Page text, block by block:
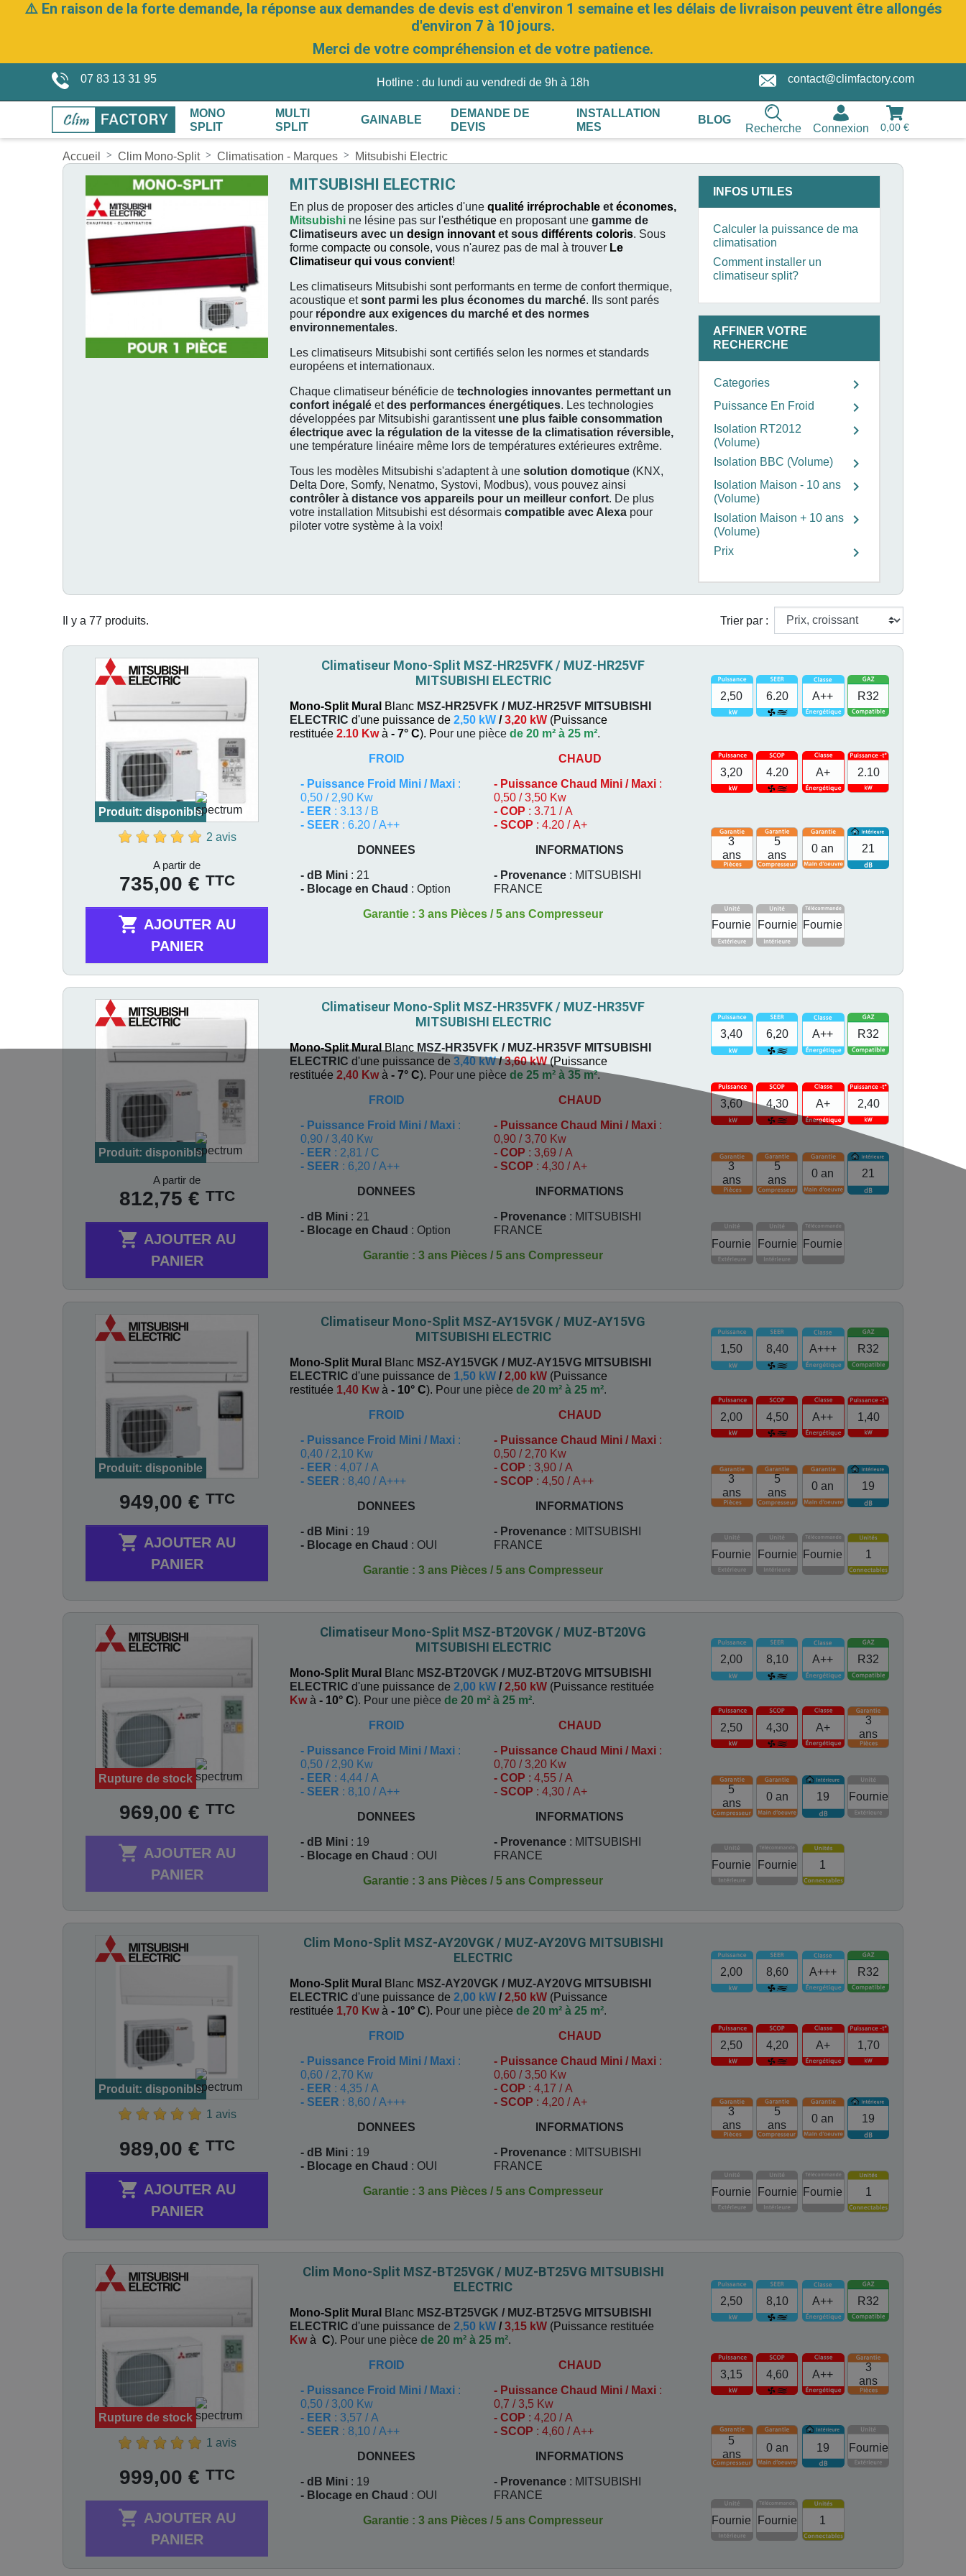
⚠️ En raison de la forte demande, la réponse aux demandes de devis est d'environ 1 semaine et les délais de livraison peuvent être allongés
d'environ 7 à 10 jours.
Merci de votre compréhension et de votre patience.
07 83 13 31 95 Hotline : du lundi au vendredi de 9h à 18h contact@climfactory.com
MONO
SPLIT
MULTI
SPLIT
GAINABLE
DEMANDE DE
DEVIS
INSTALLATION
MES
BLOG
Recherche Connexion 0,00 €
Accueil Clim Mono-Split Climatisation - Marques Mitsubishi Electric
INFOS UTILES
Calculer la puissance de ma
climatisation
Comment installer un
climatiseur split?
AFFINER VOTRE
RECHERCHE
Categories chevron_right
Puissance En Froid chevron_right
Isolation RT2012
(Volume)
chevron_right
Isolation BBC (Volume) chevron_right
Isolation Maison - 10 ans
(Volume)
chevron_right
Isolation Maison + 10 ans
(Volume)
chevron_right
Prix chevron_right
MITSUBISHI ELECTRIC
En plus de proposer des articles d'une qualité irréprochable et économes,
Mitsubishi ne lésine pas sur l'esthétique en proposant une gamme de
Climatiseurs avec un design innovant et sous différents coloris. Sous
forme compacte ou console, vous n'aurez pas de mal à trouver Le
Climatiseur qui vous convient!
Les climatiseurs Mitsubishi sont performants en terme de confort thermique,
acoustique etsont parmi les plus économes du marché. Ils sont parés
pour répondre aux exigences du marché et des normes
environnementales.
Les climatiseurs Mitsubishi sont certifiés selon les normes et standards
européens et internationaux.
Chaque climatiseur bénéficie de technologies innovantes permettant un
confort inégalé etdes performances énergétiques. Les technologies
développées par Mitsubishi garantissent une plus faible consommation
électrique avec la régulation de la vitesse de la climatisation réversible,
une température linéaire même lors de températures extérieures extrême.
Tous les modèles Mitsubishi s'adaptent à une solution domotique (KNX,
Delta Dore, Somfy, Nenatmo, Systovi, Modbus), vous pouvez ainsi
contrôler à distance vos appareils pour un meilleur confort. De plus
votre installation Mitsubishi est désormais compatible avec Alexa pour
piloter votre système à la voix!
Il y a 77 produits. Trier par :
Produit: disponible
2 avis
A partir de
735,00 € TTC

PANIER
Climatiseur Mono-Split MSZ-HR25VFK / MUZ-HR25VF
MITSUBISHI ELECTRIC
Mono-Split Mural Blanc MSZ-HR25VFK / MUZ-HR25VF MITSUBISHI
ELECTRIC d'une puissance de 2,50 kW /3,20 kW (Puissance
restituée 2.10 Kwà - 7° C). Pour une pièce de 20 m² à 25 m².
FROID
- Puissance Froid Mini / Maxi :
0,50 / 2,90 Kw
- EER : 3.13 / B
- SEER : 6.20 / A++
CHAUD
- Puissance Chaud Mini / Maxi :
0,50 / 3,50 Kw
- COP : 3.71 / A
- SCOP : 4.20 / A+
DONNEES
- dB Mini : 21
- Blocage en Chaud : Option
INFORMATIONS
- Provenance : MITSUBISHI
FRANCE
Garantie : 3 ans Pièces / 5 ans Compresseur
3
ans
5
ans
0 an
2,50
3,20 2.10
Fournie Fournie Fournie
6.20 A++
4.20 A+
21
R32
Produit: disponible
A partir de
812,75 € TTC

PANIER
Climatiseur Mono-Split MSZ-HR35VFK / MUZ-HR35VF
MITSUBISHI ELECTRIC
Mono-Split MuralBlanc MSZ-HR35VFK / MUZ-HR35VF MITSUBISHI
ELECTRIC d'une puissance de 3,40 kW/3,60 kW(Puissance
restituée 2,40 Kwà - 7° C). Pour une pièce de 25 m² à 35 m².
FROID
- Puissance Froid Mini / Maxi :
0,90 / 3,40 Kw
- EER : 2,81 / C
- SEER : 6,20 / A++
CHAUD
- Puissance Chaud Mini / Maxi :
0,90 / 3,70 Kw
- COP : 3,69 / A
- SCOP : 4,30 / A+
DONNEES
- dB Mini : 21
- Blocage en Chaud : Option
INFORMATIONS
- Provenance : MITSUBISHI
FRANCE
Garantie : 3 ans Pièces / 5 ans Compresseur
3
ans
5
ans
0 an
3,40
3,60 2,40
Fournie Fournie Fournie
6,20 A++
4,30 A+
21
R32
Produit: disponible
949,00 € TTC

PANIER
Climatiseur Mono-Split MSZ-AY15VGK / MUZ-AY15VG
MITSUBISHI ELECTRIC
Mono-Split Mural Blanc MSZ-AY15VGK / MUZ-AY15VG MITSUBISHI
ELECTRIC d'une puissance de 1,50 kW /2,00 kW (Puissance
restituée 1,40 Kwà - 10° C). Pour une pièce de 20 m² à 25 m².
FROID
- Puissance Froid Mini / Maxi :
0,40 / 2,10 Kw
- EER : 4,07 / A
- SEER : 8,40 / A+++
CHAUD
- Puissance Chaud Mini / Maxi :
0,50 / 2,70 Kw
- COP : 3,90 / A
- SCOP : 4,50 / A++
DONNEES
- dB Mini : 19
- Blocage en Chaud : OUI
INFORMATIONS
- Provenance : MITSUBISHI
FRANCE
Garantie : 3 ans Pièces / 5 ans Compresseur
3
ans
5
ans
0 an
1,50
2,00 1,40
Fournie Fournie Fournie
8,40 A+++
4,50 A++
19
1
R32
Rupture de stock
969,00 € TTC

PANIER
Climatiseur Mono-Split MSZ-BT20VGK / MUZ-BT20VG
MITSUBISHI ELECTRIC
Mono-Split Mural Blanc MSZ-BT20VGK / MUZ-BT20VG MITSUBISHI
ELECTRIC d'une puissance de 2,00 kW /2,50 kW (Puissance restituée
Kwà - 10° C). Pour une pièce de 20 m² à 25 m².
FROID
- Puissance Froid Mini / Maxi :
0,50 / 2,90 Kw
- EER : 4,44 / A
- SEER : 8,10 / A++
CHAUD
- Puissance Chaud Mini / Maxi :
0,70 / 3,20 Kw
- COP : 4,55 / A
- SCOP : 4,30 / A+
DONNEES
- dB Mini : 19
- Blocage en Chaud : OUI
INFORMATIONS
- Provenance : MITSUBISHI
FRANCE
Garantie : 3 ans Pièces / 5 ans Compresseur
3
ans
5
ans
0 an
2,00
2,50
Fournie
Fournie Fournie
8,10 A++
4,30 A+
19
1
R32
Produit: disponible
1 avis
989,00 € TTC

PANIER
Clim Mono-Split MSZ-AY20VGK / MUZ-AY20VG MITSUBISHI
ELECTRIC
Mono-Split Mural Blanc MSZ-AY20VGK / MUZ-AY20VG MITSUBISHI
ELECTRIC d'une puissance de 2,00 kW /2,50 kW (Puissance
restituée 1,70 Kwà - 10° C). Pour une pièce de 20 m² à 25 m².
FROID
- Puissance Froid Mini / Maxi :
0,60 / 2,70 Kw
- EER : 4,35 / A
- SEER : 8,60 / A+++
CHAUD
- Puissance Chaud Mini / Maxi :
0,60 / 3,50 Kw
- COP : 4,17 / A
- SCOP : 4,20 / A+
DONNEES
- dB Mini : 19
- Blocage en Chaud : OUI
INFORMATIONS
- Provenance : MITSUBISHI
FRANCE
Garantie : 3 ans Pièces / 5 ans Compresseur
3
ans
5
ans
0 an
2,00
2,50 1,70
Fournie Fournie Fournie
8,60 A+++
4,20 A+
19
1
R32
Rupture de stock
1 avis
999,00 € TTC

PANIER
Clim Mono-Split MSZ-BT25VGK / MUZ-BT25VG MITSUBISHI
ELECTRIC
Mono-Split Mural Blanc MSZ-BT25VGK / MUZ-BT25VG MITSUBISHI
ELECTRIC d'une puissance de 2,50 kW /3,15 kW (Puissance restituée
Kwà C). Pour une pièce de 20 m² à 25 m².
FROID
- Puissance Froid Mini / Maxi :
0,50 / 3,00 Kw
- EER : 3,57 / A
- SEER : 8,10 / A++
CHAUD
- Puissance Chaud Mini / Maxi :
0,7 / 3,5 Kw
- COP : 4,20 / A
- SCOP : 4,60 / A++
DONNEES
- dB Mini : 19
- Blocage en Chaud : OUI
INFORMATIONS
- Provenance : MITSUBISHI
FRANCE
Garantie : 3 ans Pièces / 5 ans Compresseur
3
ans
5
ans
0 an
2,50
3,15
Fournie
Fournie Fournie
8,10 A++
4,60 A++
19
1
R32